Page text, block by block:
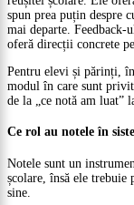
spun prea puțin despre
mai departe. Feedback-
oferă direcții concrete
Pentru elevi și părinți,
modul în care sunt
de la „ce notă am luat”
Ce rol au notele în
Notele sunt un
școlare, însă ele trebuie
sine.